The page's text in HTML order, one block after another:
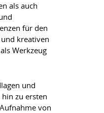
als auch
für den
kreativen
Werkzeug
und
zu ersten
von